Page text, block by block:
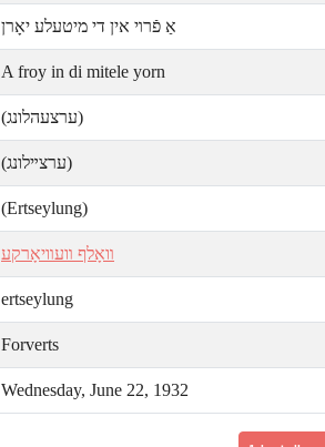
אַ פֿרױ אין די מיטעלע יאָרן
A froy in di mitele yorn
(ערצעהלונג)
(ערצײלונג)
(Ertseylung)
װאָלף װעװיאָרקע
ertseylung
Forverts
Wednesday, June 22, 1932